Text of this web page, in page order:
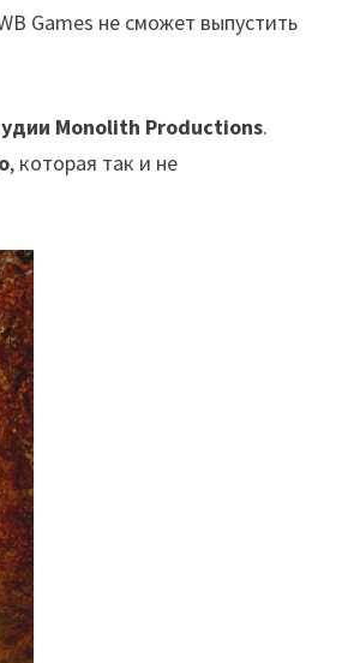
Games не сможет выпустить
Monolith Productions.
, которая так и не